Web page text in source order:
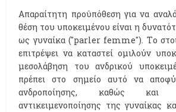
Απαραίτητη προϋπόθεση για να
θέση του υποκειμένου είναι η
ως γυναίκα (''parler femme''). Tο
επιτρέψει να καταστεί ομιλούν
μεσολάβηση του ανδρικού
πρέπει στο σημείο αυτό να
ανδροποίησης, καθώς και
αντικειμενοποίησης της γυναίκας